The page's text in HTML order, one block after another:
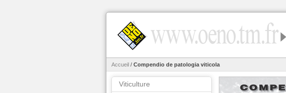
Accueil / Compendio de patologia viticola
Viticulture